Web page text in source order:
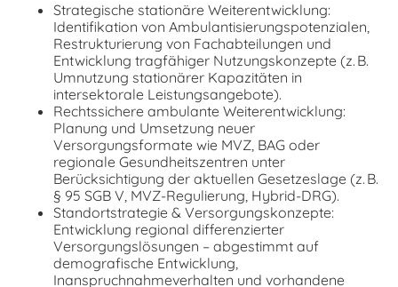
Strategische stationäre Weiterentwicklung:
Identifikation von Ambulantisierungspotenzialen,
Restrukturierung von Fachabteilungen und
Entwicklung tragfähiger Nutzungskonzepte (z. B.
Umnutzung stationärer Kapazitäten in
intersektorale Leistungsangebote).
Rechtssichere ambulante Weiterentwicklung:
Planung und Umsetzung neuer
Versorgungsformate wie MVZ, BAG oder
regionale Gesundheitszentren unter
Berücksichtigung der aktuellen Gesetzeslage (z. B.
§ 95 SGB V, MVZ-Regulierung, Hybrid-DRG).
Standortstrategie & Versorgungskonzepte:
Entwicklung regional differenzierter
Versorgungslösungen – abgestimmt auf
demografische Entwicklung,
Inanspruchnahmeverhalten und vorhandene